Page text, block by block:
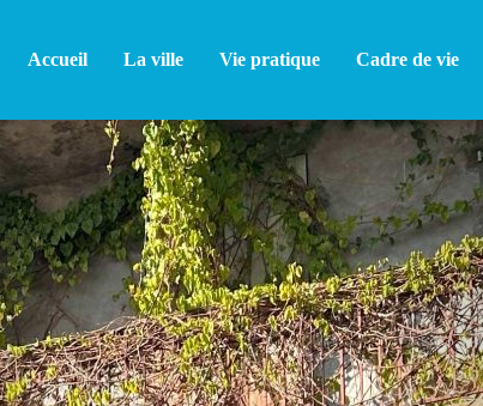
Accueil La ville Vie pratique Cadre de vie